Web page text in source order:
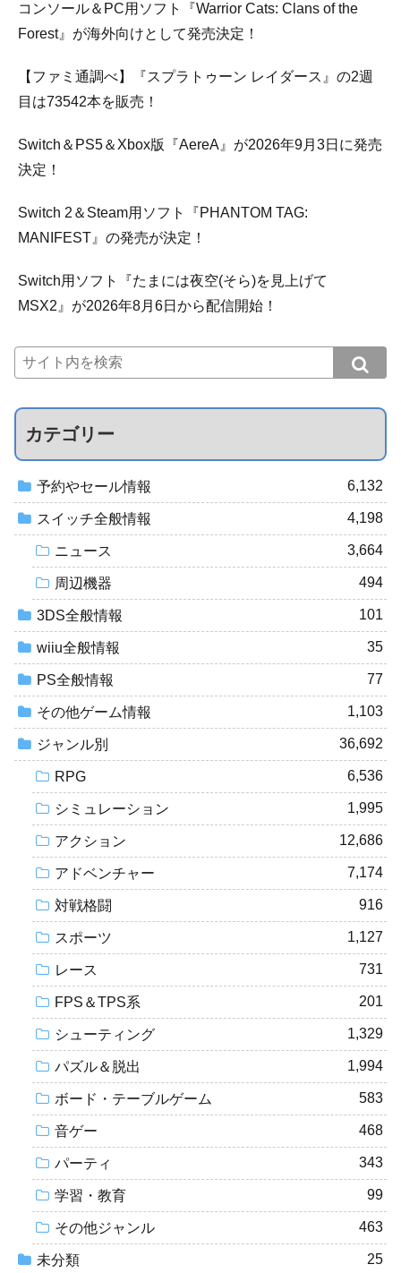
コンソール＆PC用ソフト『Warrior Cats: Clans of the
Forest』が海外向けとして発売決定！
【ファミ通調べ】『スプラトゥーン レイダース』の2週
目は73542本を販売！
Switch＆PS5＆Xbox版『AereA』が2026年9月3日に発売
決定！
Switch 2＆Steam用ソフト『PHANTOM TAG:
MANIFEST』の発売が決定！
Switch用ソフト『たまには夜空(そら)を見上げて
MSX2』が2026年8月6日から配信開始！
カテゴリー
予約やセール情報 6,132
スイッチ全般情報 4,198
ニュース 3,664
周辺機器 494
3DS全般情報 101
wiiu全般情報 35
PS全般情報 77
その他ゲーム情報 1,103
ジャンル別 36,692
RPG 6,536
シミュレーション 1,995
アクション 12,686
アドベンチャー 7,174
対戦格闘 916
スポーツ 1,127
レース 731
FPS＆TPS系 201
シューティング 1,329
パズル＆脱出 1,994
ボード・テーブルゲーム 583
音ゲー 468
パーティ 343
学習・教育 99
その他ジャンル 463
未分類 25